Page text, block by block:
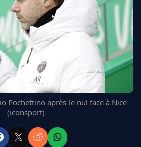
Pochettino après le nul face à Nice
(iconsport)